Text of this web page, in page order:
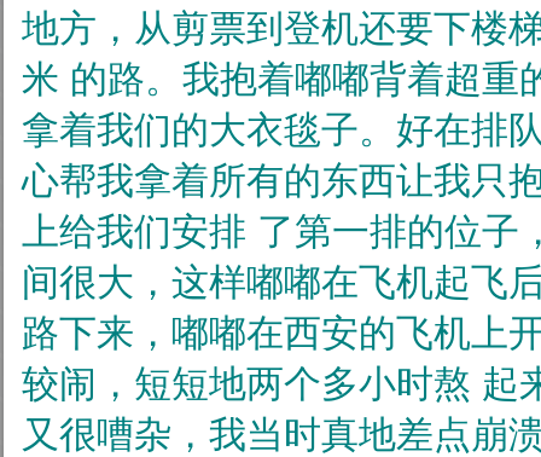
地方，从剪票到登机还要下楼
米 的路。我抱着嘟嘟背着超重
拿着我们的大衣毯子。好在排
心帮我拿着所有的东西让我只
上给我们安排 了第一排的位子
间很大，这样嘟嘟在飞机起飞
路下来，嘟嘟在西安的飞机上
较闹，短短地两个多小时熬 起
又很嘈杂，我当时真地差点崩